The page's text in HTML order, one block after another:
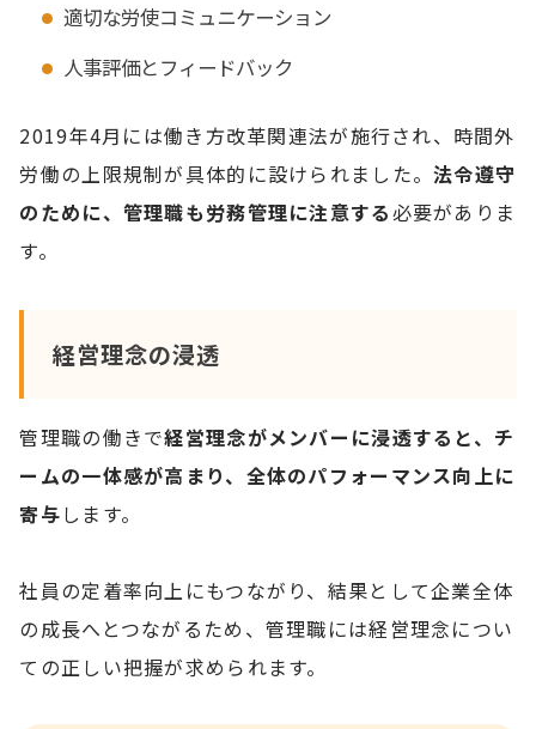
適切な労使コミュニケーション
人事評価とフィードバック
2019年4月には働き方改革関連法が施行され、時間外
労働の上限規制が具体的に設けられました。法令遵守
のために、管理職も労務管理に注意する必要がありま
す。
経営理念の浸透
管理職の働きで経営理念がメンバーに浸透すると、チ
ームの一体感が高まり、全体のパフォーマンス向上に
寄与します。
社員の定着率向上にもつながり、結果として企業全体
の成長へとつながるため、管理職には経営理念につい
ての正しい把握が求められます。